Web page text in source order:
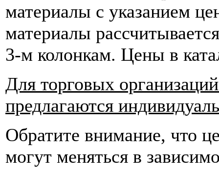
материалы с указанием
материалы
3-м колонкам. Цены в
Для торговых
предлагаются
Обратите внимание, что
могут меняться в